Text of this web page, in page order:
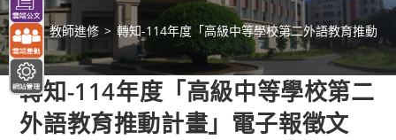
> 教師進修 > 轉知-114年度「高級中等學校第二外語教育推動計
轉知-114年度「高級中等學校第二
外語教育推動計畫」電子報徵文